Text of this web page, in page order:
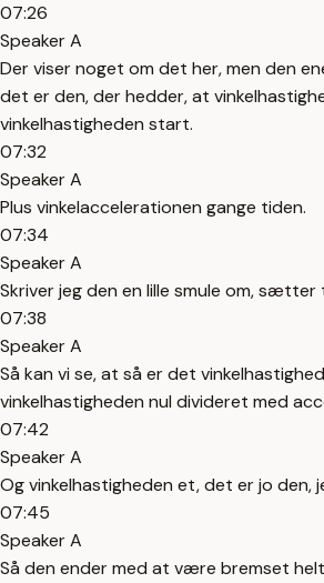
07:26
Speaker A
Der viser noget om det her, men den
det er den, der hedder, at
vinkelhastigheden start.
07:32
Speaker A
Plus vinkelaccelerationen gange tiden.
07:34
Speaker A
Skriver jeg den en lille smule om, sætter
07:38
Speaker A
Så kan vi se, at så er det
vinkelhastigheden nul divideret med
07:42
Speaker A
Og vinkelhastigheden et, det er jo den,
07:45
Speaker A
Så den ender med at være bremset